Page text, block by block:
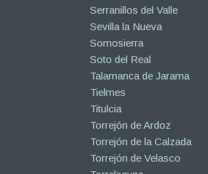
Serranillos del Valle
Sevilla la Nueva
Somosierra
Soto del Real
Talamanca de Jarama
Tielmes
Titulcia
Torrejón de Ardoz
Torrejón de la Calzada
Torrejón de Velasco